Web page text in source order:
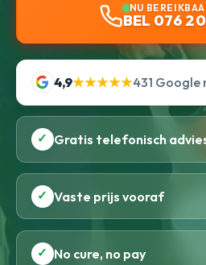
NU
BEL 076
4,9★★★★★431 Google
✓ Gratis telefonisch
✓ Vaste prijs vooraf
✓ No cure, no pay